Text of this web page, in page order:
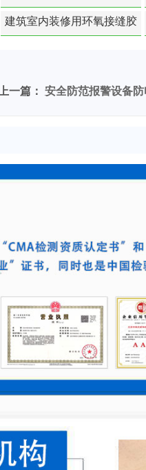
建筑室内装修用环氧接缝胶
上一篇： 安全防范报警设备防